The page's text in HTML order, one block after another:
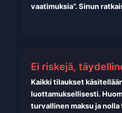
vaatimuksia”. Sinun
Ei riskejä,
Kaikki tilaukset
luottamuksellisesti.
turvallinen maksu ja